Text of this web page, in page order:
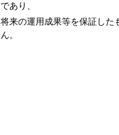
であり、
将来の運用成果等を保証した
ん。